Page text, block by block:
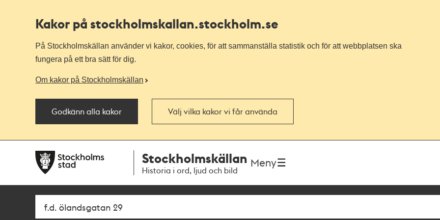
Kakor på stockholmskallan.stockholm.se
På Stockholmskällan använder vi kakor, cookies, för att sammanställa statistik och för att webbplatsen ska
fungera på ett bra sätt för dig.
Om kakor på Stockholmskällan
Godkänn alla kakor Välj vilka kakor vi får använda
navigationen
huvudinnehållet
Stockholmskällan
Historia i ord, ljud och bild
Meny
Sök